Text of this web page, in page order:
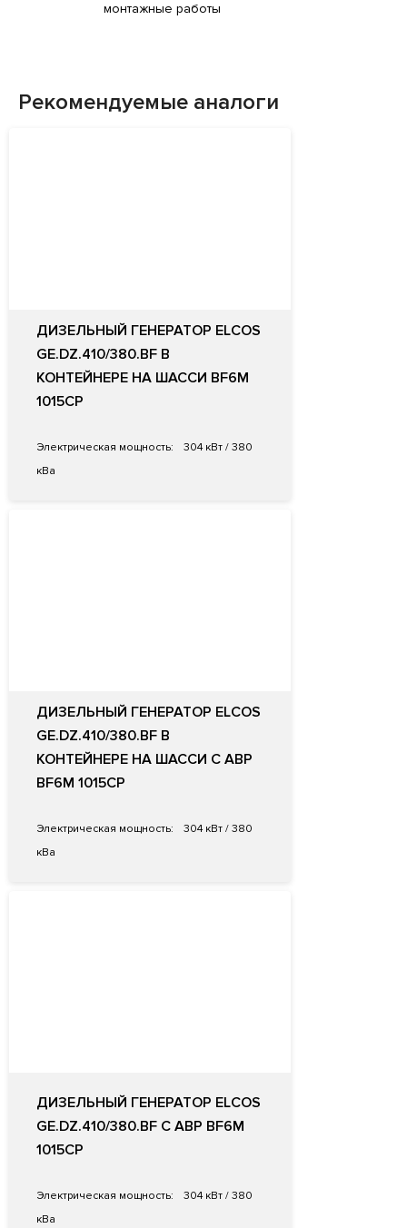
монтажные работы
Рекомендуемые аналоги
ДИЗЕЛЬНЫЙ ГЕНЕРАТОР ELCOS
GE.DZ.410/380.BF В
КОНТЕЙНЕРЕ НА ШАССИ BF6M
1015CP
Электрическая мощность:
304 кВт / 380
кВа
ДИЗЕЛЬНЫЙ ГЕНЕРАТОР ELCOS
GE.DZ.410/380.BF В
КОНТЕЙНЕРЕ НА ШАССИ С АВР
BF6M 1015CP
Электрическая мощность:
304 кВт / 380
кВа
ДИЗЕЛЬНЫЙ ГЕНЕРАТОР ELCOS
GE.DZ.410/380.BF С АВР BF6M
1015CP
Электрическая мощность:
304 кВт / 380
кВа